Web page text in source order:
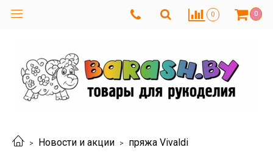
0 0
Новости и акции пряжа Vivaldi